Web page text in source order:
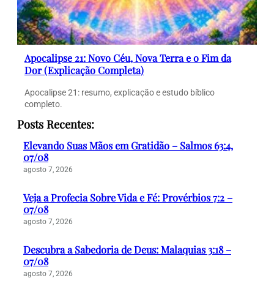
Apocalipse 21: Novo Céu, Nova Terra e o Fim da
Dor (Explicação Completa)
Apocalipse 21: resumo, explicação e estudo bíblico
completo.
Posts Recentes:
Elevando Suas Mãos em Gratidão – Salmos 63:4,
07/08
agosto 7, 2026
Veja a Profecia Sobre Vida e Fé: Provérbios 7:2 –
07/08
agosto 7, 2026
Descubra a Sabedoria de Deus: Malaquias 3:18 –
07/08
agosto 7, 2026